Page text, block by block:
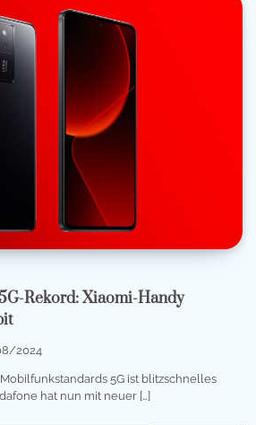
Rekord: Xiaomi-Handy
2024
5G ist blitzschnelles
hat nun mit neuer […]